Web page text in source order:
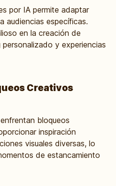
por IA permite adaptar
audiencias específicas.
en la creación de
y experiencias
Creativos
bloqueos
inspiración
visuales diversas, lo
de estancamiento